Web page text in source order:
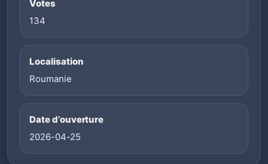
Votes
134
Localisation
Roumanie
Date d’ouverture
2026-04-25